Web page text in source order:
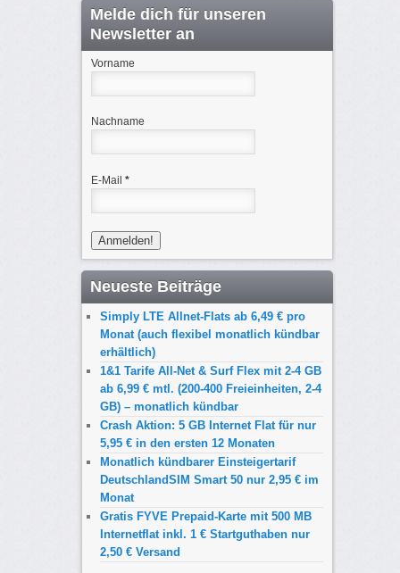
Melde dich für unseren
Newsletter an
Vorname
Nachname
E-Mail *
Neueste Beiträge
Simply LTE Allnet-Flats ab 6,49 € pro
Monat (auch flexibel monatlich kündbar
erhältlich)
1&1 Tarife All-Net & Surf Flex mit 2-4 GB
ab 6,99 € mtl. (200-400 Freieinheiten, 2-4
GB) – monatlich kündbar
Crash Aktion: 5 GB Internet Flat für nur
5,95 € in den ersten 12 Monaten
Monatlich kündbarer Einsteigertarif
DeutschlandSIM Smart 50 nur 2,95 € im
Monat
Gratis FYVE Prepaid-Karte mit 500 MB
Internetflat inkl. 1 € Startguthaben nur
2,50 € Versand